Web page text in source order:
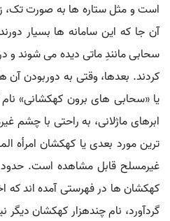
است و مثل ستاره ها به صورت تک،
آن جا که این سامانه ها بسیار
سحابی مانندِ ماتی دیده می شوند و
کردند. بعدها، وقتی به دوربودن آن
یا «سحابی های برون کهکشانی» نام
ابرهای ماژلانی، به راحتی با
ترین مورد بعدی یا کهکشان امرأه
کهکشان ها در فهرستی آمده اند
گردآورد، نام چندهزار کهکشان